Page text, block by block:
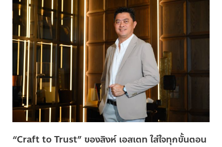
“Craft to Trust” ของสิงห์ เอสเตท ใส่ใจทุกขั้นตอน
to
Trust” ของ
สิงห์
เอ
สเตท
ใส่ใจ
ทุก
ขั้น
ตอน